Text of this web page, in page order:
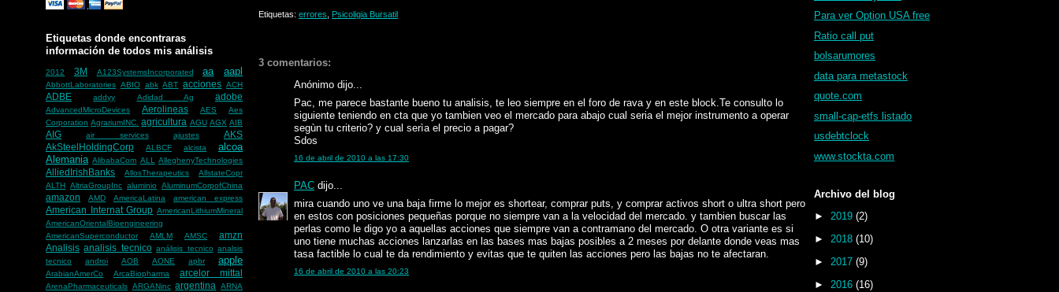
Etiquetas donde encontraras
información de todos mis análisis
2012 3M A123SystemsIncorporated aa aapl
AbbottLaboratories ABIO abk ABT acciones ACH
ADBE addyy Adidad Ag adobe
AdvancedMicroDevices Aerolineas AES
Aes
Corporation AgrariumINC. agricultura AGU AGX AIB
AIG air services ajustes
AKS
AkSteelHoldingCorp
ALBCF alcista
alcoa
Alemania AlibabaCom ALL AlleghenyTechnologies
AlliedIrishBanks AllosTherapeutics
AllstateCopr
ALTH
AltriaGroupInc aluminio AluminumCorpofChina
amazon AMD AmericaLatina american express
American Internat Group AmericanLithiumMineral
AmericanOrientalBioengineering
AmericanSuperconductor
AMLM AMSC
amzn
Analisis analisis tecnico análisis tecnico analsis
tecnico
androi AOB AONE apbr apple
ArabianAmerCo ArcaBiopharma arcelor mittal
ArenaPharmaceuticals ARGANinc argentina
ARNA
Etiquetas: errores Psicoligia Bursatil
3 comentarios:
Anónimo dijo...
Pac, me parece bastante bueno tu analisis, te leo siempre en el foro de rava y en este block.Te consulto lo
siguiente teniendo en cta que yo tambien veo el mercado para abajo cual seria el mejor instrumento a operar
segùn tu criterio? y cual serìa el precio a pagar?
Sdos
16 de abril de 2010 a las 17:30
PAC dijo...
mira cuando uno ve una baja firme lo mejor es shortear, comprar puts, y comprar activos short o ultra short pero
en estos con posiciones pequeñas porque no siempre van a la velocidad del mercado. y tambien buscar las
perlas como le digo yo a aquellas acciones que siempre van a contramano del mercado. O otra variante es si
uno tiene muchas acciones lanzarlas en las bases mas bajas posibles a 2 meses por delante donde veas mas
tasa factible lo cual te da rendimiento y evitas que te quiten las acciones pero las bajas no te afectaran.
16 de abril de 2010 a las 20:23
Para ver Option USA free
Ratio call put
bolsarumores
data para metastock
quote.com
small-cap-etfs listado
usdebtclock
www.stockta.com
Archivo del blog
► 2019 (2)
► 2018 (10)
► 2017 (9)
► 2016 (16)